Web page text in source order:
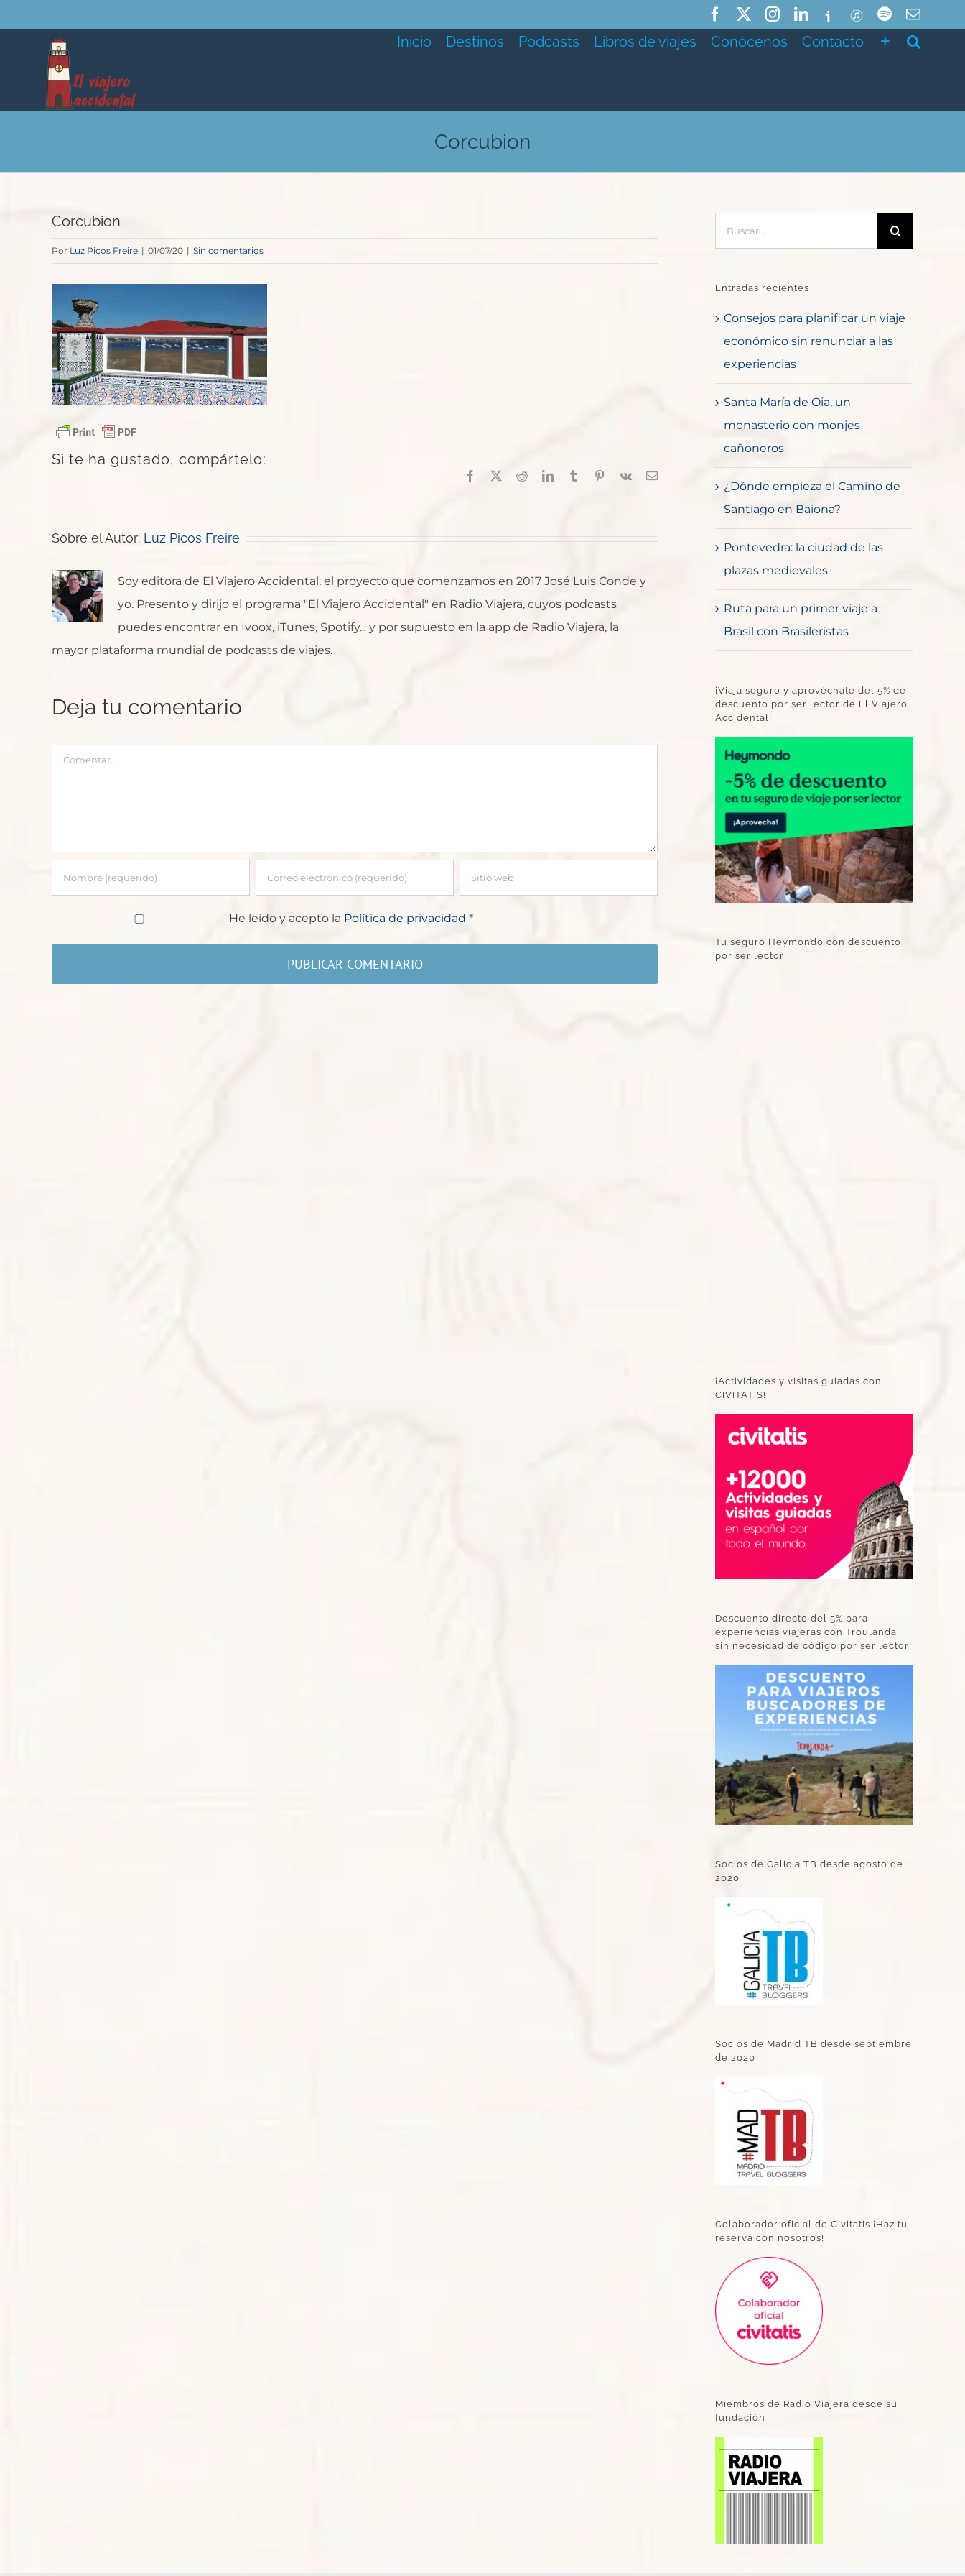
al
contenido
FacebookInstagramLinkedIn
IvooxITunesSpotifyCorreo
Inicio Destinos Podcasts Libros de viajes Conócenos Contacto
Corcubion
Corcubion
Por Luz Picos Freire | 01/07/20 | Sin comentarios
Si te ha gustado, compártelo:
Facebook RedditLinkedInTumblr Pinterest
Vk
Correo
Sobre el Autor: Luz Picos Freire
Soy editora de El Viajero Accidental, el proyecto que comenzamos en 2017 José Luis Conde y
yo. Presento y dirijo el programa "El Viajero Accidental" en Radio Viajera, cuyos podcasts
puedes encontrar en Ivoox, iTunes, Spotify... y por supuesto en la app de Radio Viajera, la
mayor plataforma mundial de podcasts de viajes.
Deja tu comentario
Comentar
He leído y acepto la Política de privacidad*
Entradas recientes
Consejos para planificar un viaje
económico sin renunciar a las
experiencias
Santa María de Oia, un
monasterio con monjes
cañoneros
¿Dónde empieza el Camino de
Santiago en Baiona?
Pontevedra: la ciudad de las
plazas medievales
Ruta para un primer viaje a
Brasil con Brasileristas
¡Viaja seguro y aprovéchate del 5% de
descuento por ser lector de El Viajero
Accidental!
Tu seguro Heymondo con descuento
por ser lector
¡Actividades y visitas guiadas con
CIVITATIS!
Descuento directo del 5% para
experiencias viajeras con Troulanda
sin necesidad de código por ser lector
Socios de Galicia TB desde agosto de
2020
Socios de Madrid TB desde septiembre
de 2020
Colaborador oficial de Civitatis ¡Haz tu
reserva con nosotros!
Miembros de Radio Viajera desde su
fundación